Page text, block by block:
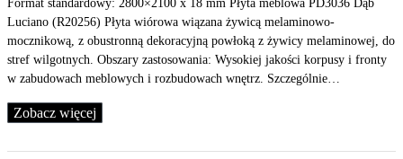
Format standardowy: 2800×2100 x 18 mm Płyta meblowa PD3036 Dąb
Luciano (R20256) Płyta wiórowa wiązana żywicą melaminowo-
mocznikową, z obustronną dekoracyjną powłoką z żywicy melaminowej, do
stref wilgotnych. Obszary zastosowania: Wysokiej jakości korpusy i fronty
w zabudowach meblowych i rozbudowach wnętrz. Szczególnie…
Zobacz więcej